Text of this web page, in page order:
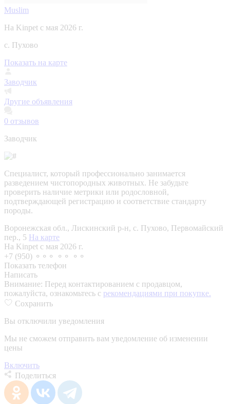
Muslim
На Kinpet c мая 2026 г.
с. Пухово
Показать на карте
Заводчик
Другие объявления
0 отзывов
Заводчик
Специалист, который профессионально занимается
разведением чистопородных животных. Не забудьте
проверить наличие метрики или родословной,
подтверждающей регистрацию и соответствие стандарту
породы.
Воронежская обл., Лискинский р-н, с. Пухово, Первомайский
пер., 5 На карте
На Kinpet c мая 2026 г.
+7 (950) ⚬⚬⚬ ⚬⚬ ⚬⚬
Показать телефон
Написать
Внимание: Перед контактированием с продавцом,
пожалуйста, ознакомьтесь с рекомендациями при покупке.
Сохранить
Вы отключили уведомления
Мы не сможем отправить вам уведомление об изменении
цены
Включить
Поделиться